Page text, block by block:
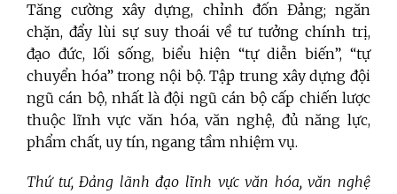
Tăng cường xây dựng, chỉnh đốn Đảng; ngăn
chặn, đẩy lùi sự suy thoái về tư tưởng chính trị,
đạo đức, lối sống, biểu hiện “tự diễn biến”, “tự
chuyển hóa” trong nội bộ. Tập trung xây dựng đội
ngũ cán bộ, nhất là đội ngũ cán bộ cấp chiến lược
thuộc lĩnh vực văn hóa, văn nghệ, đủ năng lực,
phẩm chất, uy tín, ngang tầm nhiệm vụ.
Thứ tư, Đảng lãnh đạo lĩnh vực văn hóa, văn nghệ